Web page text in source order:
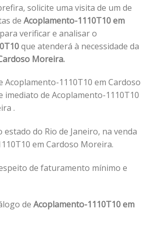
solicite uma visita de um de
de Acoplamento-1110T10 em
para verificar e analisar o
que atenderá à necessidade da
Moreira.
Acoplamento-1110T10 em Cardoso
imediato de Acoplamento-1110T10
.
do Rio de Janeiro, na venda
em Cardoso Moreira.
de faturamento mínimo e
de Acoplamento-1110T10 em